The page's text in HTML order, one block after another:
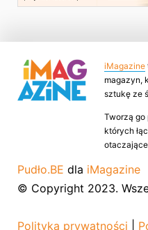
iMagazine
magazyn,
sztukę ze
Tworzą go
których
Pudło.BE dla iMagazine
© Copyright 2023.
Polityka prywatności